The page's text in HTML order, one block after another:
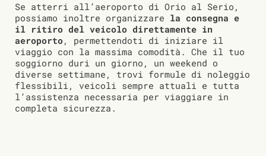
Se atterri all’aeroporto di Orio al Serio,
possiamo inoltre organizzare la consegna e
il ritiro del veicolo direttamente in
aeroporto, permettendoti di iniziare il
viaggio con la massima comodità. Che il tuo
soggiorno duri un giorno, un weekend o
diverse settimane, trovi formule di noleggio
flessibili, veicoli sempre attuali e tutta
l’assistenza necessaria per viaggiare in
completa sicurezza.